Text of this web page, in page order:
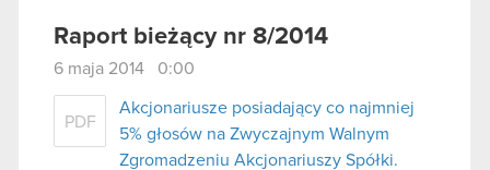
Raport bieżący nr 8/2014
6 maja 2014 0:00
PDF
Akcjonariusze posiadający co najmniej
5% głosów na Zwyczajnym Walnym
Zgromadzeniu Akcjonariuszy Spółki.